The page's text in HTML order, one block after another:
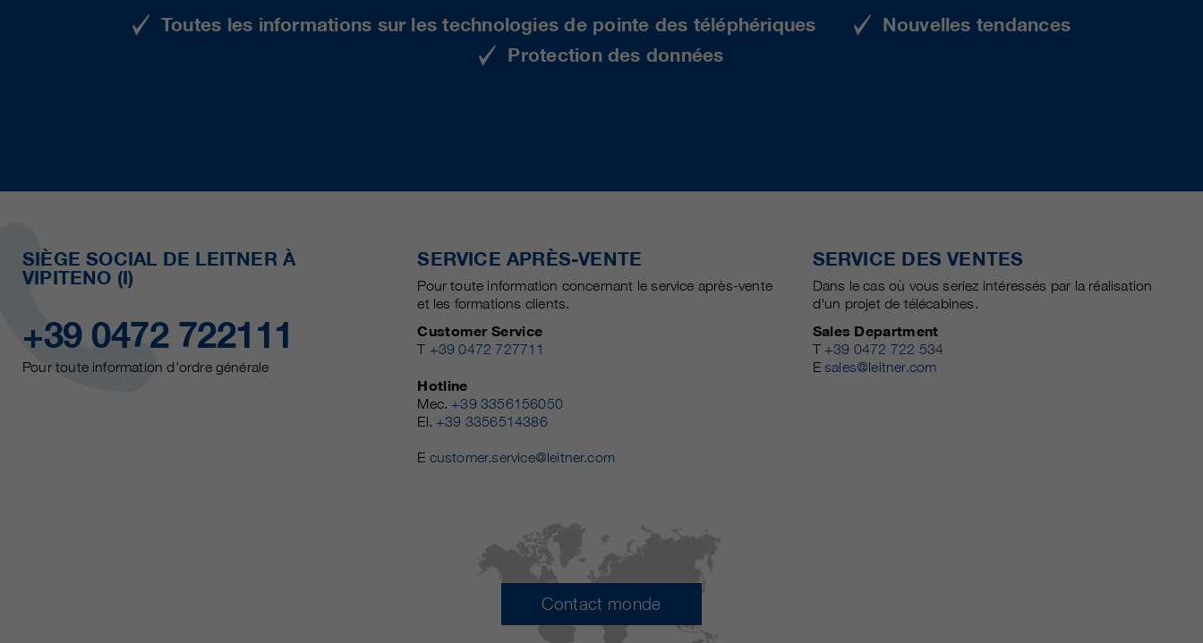
Toutes les informations sur les technologies de pointe des téléphériques
Nouvelles tendances
Protection des données
SIÈGE SOCIAL DE LEITNER À
VIPITENO (I)
+39 0472 722111
Pour toute information d'ordre générale
SERVICE APRÈS-VENTE
Pour toute information concernant le service après-vente
et les formations clients.
Customer Service
T +39 0472 727711
Hotline
Mec. +39 3356156050
El. +39 3356514386
E customer.service@leitner.com
SERVICE DES VENTES
Dans le cas où vous seriez intéressés par la réalisation
d'un projet de télécabines.
Sales Department
T +39 0472 722 534
Esales@leitner.com
Contact monde